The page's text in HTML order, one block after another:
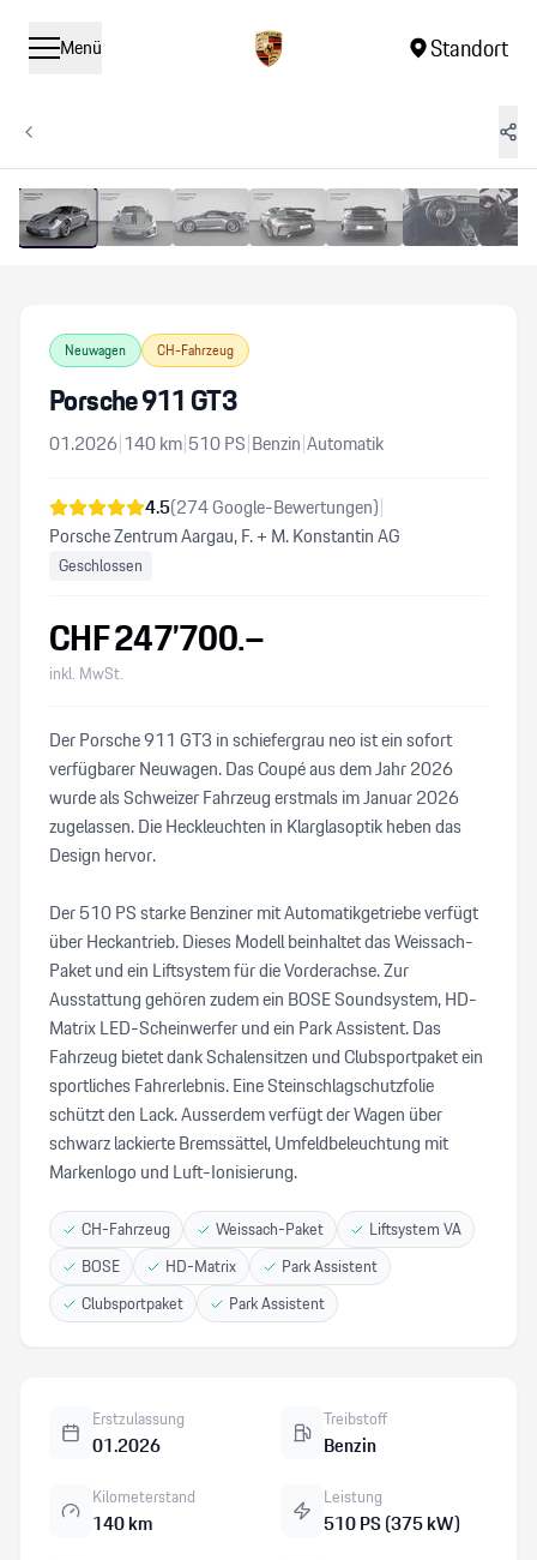
Menü Standort
Neuwagen CH-Fahrzeug
Porsche 911 GT3
01.2026|140km|510PS|Benzin|Automatik
4.5(274Google-Bewertungen)|
Porsche Zentrum Aargau, F. + M. Konstantin AG
Geschlossen
CHF247’700.–
inkl. MwSt.
Der Porsche 911 GT3 in schiefergrau neo ist ein sofort
verfügbarer Neuwagen. Das Coupé aus dem Jahr 2026
wurde als Schweizer Fahrzeug erstmals im Januar 2026
zugelassen. Die Heckleuchten in Klarglasoptik heben das
Design hervor.
Der 510 PS starke Benziner mit Automatikgetriebe verfügt
über Heckantrieb. Dieses Modell beinhaltet das Weissach-
Paket und ein Liftsystem für die Vorderachse. Zur
Ausstattung gehören zudem ein BOSE Soundsystem, HD-
Matrix LED-Scheinwerfer und ein Park Assistent. Das
Fahrzeug bietet dank Schalensitzen und Clubsportpaket ein
sportliches Fahrerlebnis. Eine Steinschlagschutzfolie
schützt den Lack. Ausserdem verfügt der Wagen über
schwarz lackierte Bremssättel, Umfeldbeleuchtung mit
Markenlogo und Luft-Ionisierung.
CH-Fahrzeug Weissach-Paket
Liftsystem VA
BOSE
HD-Matrix
Park Assistent
Clubsportpaket
Park Assistent
Erstzulassung
01.2026
Treibstoff
Benzin
Kilometerstand
140 km
Leistung
510 PS (375 kW)